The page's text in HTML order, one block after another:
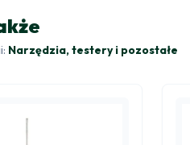
Narzędzia, testery i pozostałe